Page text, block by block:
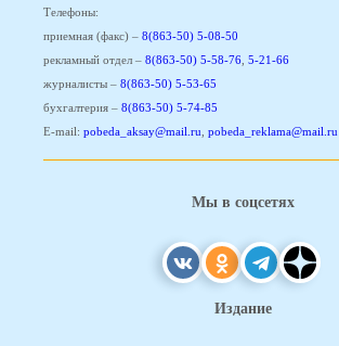
Телефоны:
приемная (факс) – 8(863-50) 5-08-50
рекламный отдел – 8(863-50) 5-58-76, 5-21-66
журналисты – 8(863-50) 5-53-65
бухгалтерия – 8(863-50) 5-74-85
E-mail: pobeda_aksay@mail.ru, pobeda_reklama@mail.ru
Мы в соцсетях
Издание